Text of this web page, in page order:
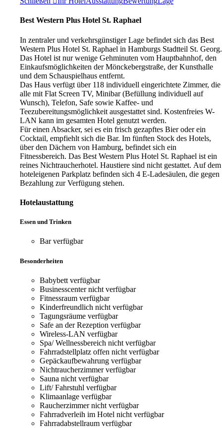
Best Western Plus Hotel St. Raphael
In zentraler und verkehrsgünstiger Lage befindet sich das Best
Western Plus Hotel St. Raphael in Hamburgs Stadtteil St. Georg.
Das Hotel ist nur wenige Gehminuten vom Hauptbahnhof, den
Einkaufsmöglichkeiten der Mönckebergstraße, der Kunsthalle
und dem Schauspielhaus entfernt.
Das Haus verfügt über 118 individuell eingerichtete Zimmer, die
alle mit Flat Screen TV, Minibar (Befüllung individuell auf
Wunsch), Telefon, Safe sowie Kaffee- und
Teezubereitungsmöglichkeit ausgestattet sind. Kostenfreies W-
LAN kann im gesamten Hotel genutzt werden.
Für einen Absacker, sei es ein frisch gezapftes Bier oder ein
Cocktail, empfiehlt sich die Bar. Im fünften Stock des Hotels,
über den Dächern von Hamburg, befindet sich ein
Fitnessbereich. Das Best Western Plus Hotel St. Raphael ist ein
reines Nichtraucherhotel. Haustiere sind nicht gestattet. Auf dem
hoteleigenen Parkplatz befinden sich 4 E-Ladesäulen, die gegen
Bezahlung zur Verfügung stehen.
Hotelaustattung
Essen und Trinken
Barverfügbar
Besonderheiten
Babybett verfügbar
Businesscenternicht verfügbar
Fitnessraum verfügbar
Kinderfreundlich nicht verfügbar
Tagungsräume verfügbar
Safe an der Rezeption verfügbar
Wireless-LAN verfügbar
Spa/ Wellnessbereich nicht verfügbar
Fahrradstellplatz offen nicht verfügbar
Gepäckaufbewahrung verfügbar
Nichtraucherzimmerverfügbar
Sauna nicht verfügbar
Lift/ Fahrstuhl verfügbar
Klimaanlage verfügbar
Raucherzimmernicht verfügbar
Fahrradverleih im Hotel nicht verfügbar
Fahrradabstellraum verfügbar